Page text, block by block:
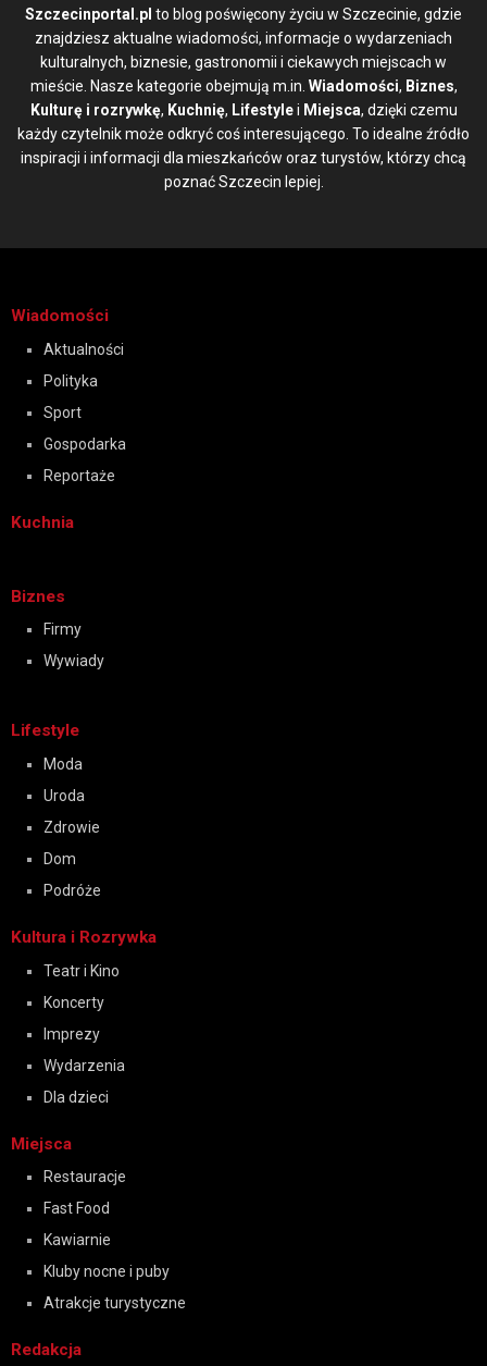
Szczecinportal.pl to blog poświęcony życiu w Szczecinie, gdzie
znajdziesz aktualne wiadomości, informacje o wydarzeniach
kulturalnych, biznesie, gastronomii i ciekawych miejscach w
mieście. Nasze kategorie obejmują m.in. Wiadomości, Biznes,
Kulturę i rozrywkę, Kuchnię, Lifestylei Miejsca, dzięki czemu
każdy czytelnik może odkryć coś interesującego. To idealne źródło
inspiracji i informacji dla mieszkańców oraz turystów, którzy chcą
poznać Szczecin lepiej.
Wiadomości
Aktualności
Polityka
Sport
Gospodarka
Reportaże
Kuchnia
Biznes
Firmy
Wywiady
Lifestyle
Moda
Uroda
Zdrowie
Dom
Podróże
Kultura i Rozrywka
Teatr i Kino
Koncerty
Imprezy
Wydarzenia
Dla dzieci
Miejsca
Restauracje
Fast Food
Kawiarnie
Kluby nocne i puby
Atrakcje turystyczne
Redakcja